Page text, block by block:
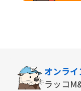
オンラ
ラッコ